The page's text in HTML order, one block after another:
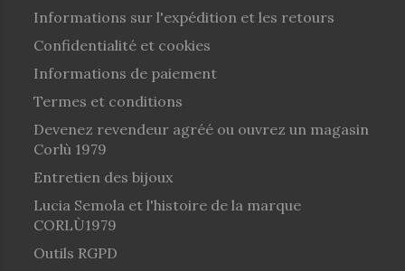
Informations sur l'expédition et les retours
Confidentialité et cookies
Informations de paiement
Termes et conditions
Devenez revendeur agréé ou ouvrez un magasin
Corlù 1979
Entretien des bijoux
Lucia Semola et l'histoire de la marque
CORLÙ1979
Outils RGPD